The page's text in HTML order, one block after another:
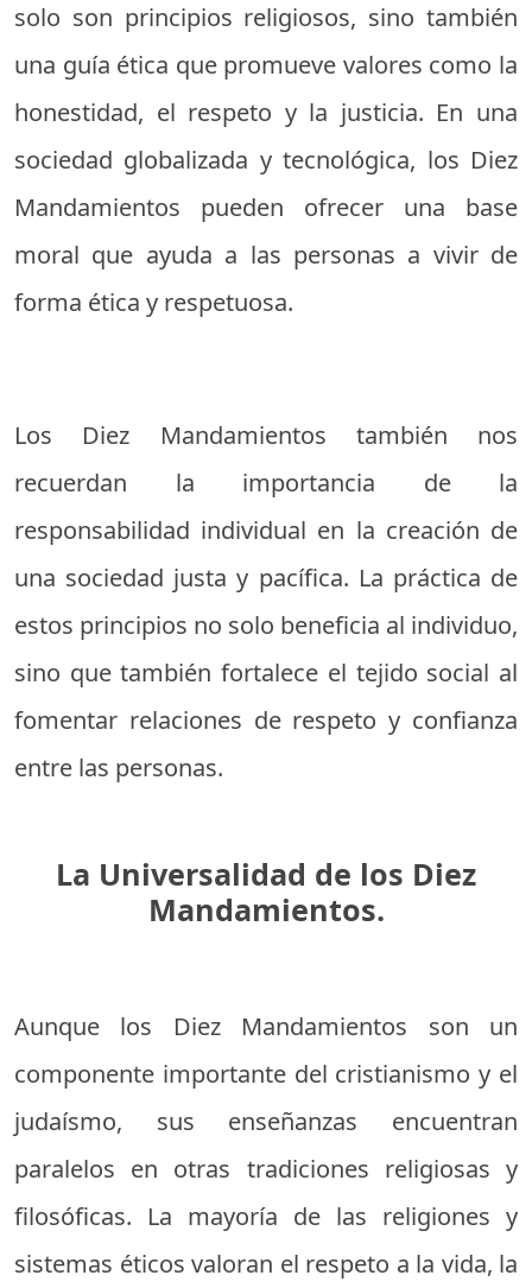
solo son principios religiosos, sino también
una guía ética que promueve valores como la
honestidad, el respeto y la justicia. En una
sociedad globalizada y tecnológica, los Diez
Mandamientos pueden ofrecer una base
moral que ayuda a las personas a vivir de
forma ética y respetuosa.
Los Diez Mandamientos también nos
recuerdan la importancia de la
responsabilidad individual en la creación de
una sociedad justa y pacífica. La práctica de
estos principios no solo beneficia al individuo,
sino que también fortalece el tejido social al
fomentar relaciones de respeto y confianza
entre las personas.
La Universalidad de los Diez
Mandamientos.
Aunque los Diez Mandamientos son un
componente importante del cristianismo y el
judaísmo, sus enseñanzas encuentran
paralelos en otras tradiciones religiosas y
filosóficas. La mayoría de las religiones y
sistemas éticos valoran el respeto a la vida, la